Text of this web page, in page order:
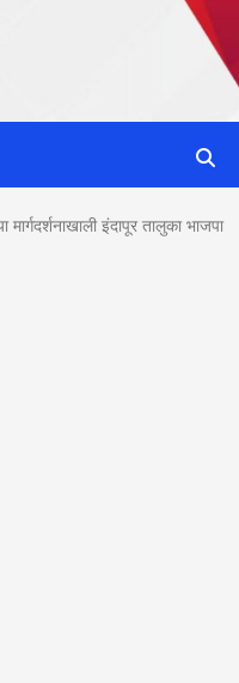
News
मार्गदर्शनाखाली इंदापूर तालुका भाजपा